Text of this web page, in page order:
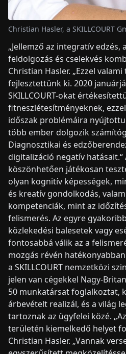
Christian Hasler, a SKILLCOURT
„Jellemző az integratív
feldolgozás és cselekvés
Christian Hasler. „Ezzel
fejlesztettünk ki. 2020
SKILLCOURT-okat
fitneszlétesítményeknek,
időszak problémáira
több ember dolgozik
Diagnosztikai és
digitalizáció negatív hatásait.“
köszönhetően játékosan
olyan kognitív képességek,
és kreatív gondolkodás,
kompetenciák, mint az
felismerés. Az egyre
közlekedési balesetek vagy
fontosabbá válik az a
mozgás révén
a SKILLCOURT nemzetközi
jelen van cégekkel Nagy-
50 munkatársat foglalkoztat,
árbevételt realizál, és a világ
tartoznak az ügyfelei közé.
területén kiemelkedő helyet
Christian Hasler. „Vannak